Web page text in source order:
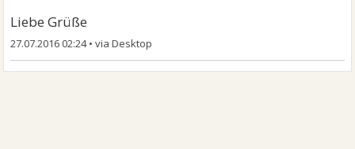
Liebe Grüße
27.07.2016 02:24•